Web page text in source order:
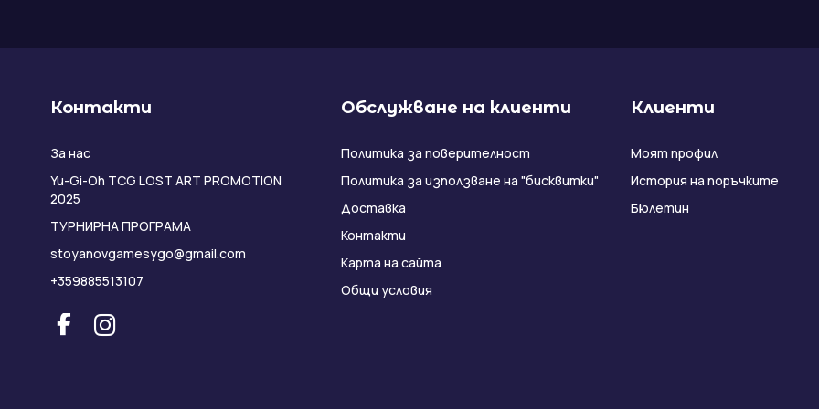
Контакти
За нас
Yu-Gi-Oh TCG LOST ART PROMOTION
2025
ТУРНИРНА ПРОГРАМА
stoyanovgamesygo@gmail.com
+359885513107
Обслужване на клиенти
Политика за поверителност
Политика за използване на "бисквитки"
Доставка
Контакти
Карта на сайта
Общи условия
Клиенти
Моят профил
История на поръчките
Бюлетин